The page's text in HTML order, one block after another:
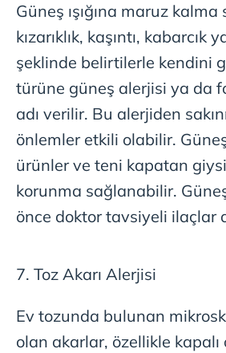
Güneş ışığına maruz kalma
kızarıklık, kaşıntı, kabarcık
şeklinde belirtilerle kendini
türüne güneş alerjisi ya da
adı verilir. Bu alerjiden
önlemler etkili olabilir.
ürünler ve teni kapatan
korunma sağlanabilir.
önce doktor tavsiyeli ilaçlar
7. Toz Akarı Alerjisi
Ev tozunda bulunan
olan akarlar, özellikle